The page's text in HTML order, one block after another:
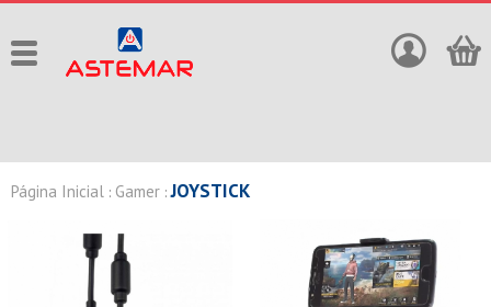
Página Inicial : Gamer :JOYSTICK